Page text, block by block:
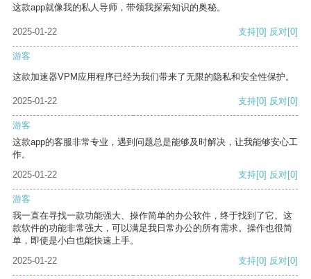
这款app就像我的私人导师，带领我探索知识的奥秘。
2025-01-22 支持[0] 反对[0]
游客
这款加速器VPM应用程序已经为我们带来了无限的隐私和安全性保护。
2025-01-22 支持[0] 反对[0]
游客
这款app的客服非常专业，遇到问题总是能够及时解决，让我能够安心工
作。
2025-01-22
支持[0] 反对[0]
游客
我一直在寻找一款功能强大、操作简单的办公软件，终于找到了它。这
款软件的功能非常强大，可以满足我日常办公的所有需求。操作也很简
单，即使是小白也能快速上手。
2025-01-22
支持[0] 反对[0]